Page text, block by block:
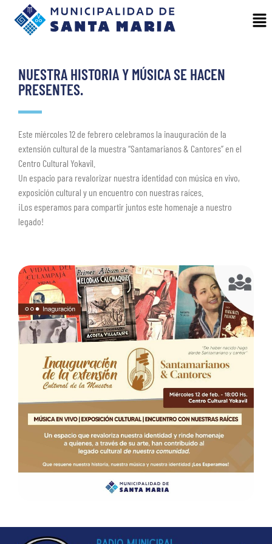
NUESTRA HISTORIA Y MÚSICA SE HACEN
PRESENTES.
Este miércoles 12 de febrero celebramos la inauguración de la
extensión cultural de la muestra “Santamarianos & Cantores” en el
Centro Cultural Yokavil.
Un espacio para revalorizar nuestra identidad con música en vivo,
exposición cultural y un encuentro con nuestras raíces.
¡Los esperamos para compartir juntos este homenaje a nuestro
legado!